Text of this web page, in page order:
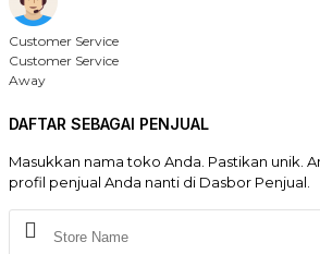
Customer Service
Customer Service
Away
DAFTAR SEBAGAI PENJUAL
Masukkan nama toko Anda. Pastikan unik.
profil penjual Anda nanti di Dasbor Penjual.